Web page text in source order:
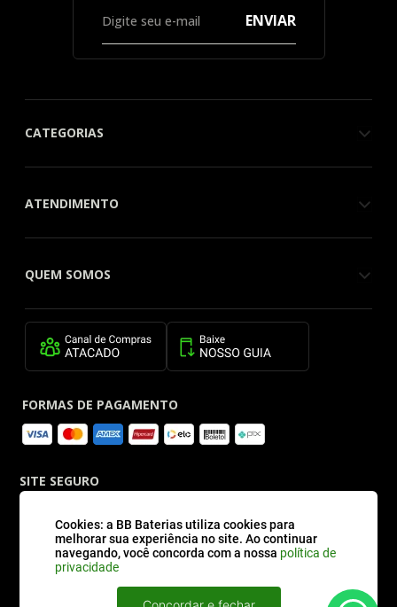
Cookies: a BB Baterias utiliza cookies para
melhorar sua experiência no site. Ao continuar
navegando, você concorda com a nossa política de
privacidade
ENVIAR
CATEGORIAS
ATENDIMENTO
QUEM SOMOS
FORMAS DE PAGAMENTO
SITE SEGURO